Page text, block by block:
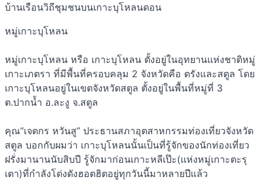
บ้านเรือนวิถีชุมชนบนเกาะบุโหลนดอน
หมู่เกาะบุโหลน
หมู่เกาะบุโหลน หรือ เกาะบุโหลน ตั้งอยู่ในอุทยานแห่งชาติหมู่
เกาะเภตรา ที่มีพื้นที่ครอบคลุม 2 จังหวัดคือ ตรังและสตูล โดย
เกาะบุโหลนอยู่ในเขตจังหวัดสตูล ตั้งอยู่ในพื้นที่หมู่ที่ 3
ต.ปากน้ำ อ.ละงู จ.สตูล
คุณ“เจตกร หวันสู” ประธานสภาอุตสาหกรรมท่องเที่ยวจังหวัด
สตูล บอกกับผมว่า เกาะบุโหลนนั้นเป็นที่รู้จักของนักท่องเที่ยว
ฝรั่งมานานนับสิบปี รู้จักมาก่อนเกาะหลีเป๊ะ(แห่งหมู่เกาะตะรุ
เตา)ที่กำลังโด่งดังฮอตฮิตอยู่ทุกวันนี้มาหลายปีแล้ว